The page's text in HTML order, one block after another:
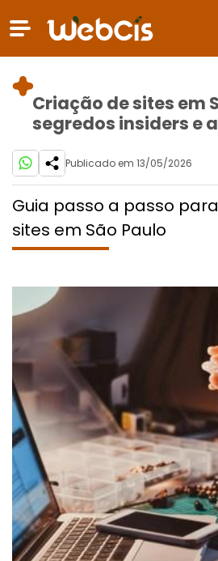
Criação de sites em
segredos insiders e
Publicado em 13/05/2026
Guia passo a passo
sites em São Paulo